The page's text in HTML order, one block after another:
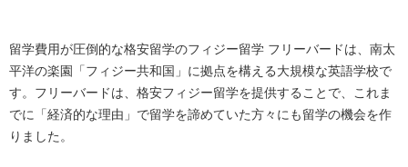
留学費用が圧倒的な格安留学のフィジー留学 フリーバードは、南太
平洋の楽園「フィジー共和国」に拠点を構える大規模な英語学校で
す。フリーバードは、格安フィジー留学を提供することで、これま
でに「経済的な理由」で留学を諦めていた方々にも留学の機会を作
りました。